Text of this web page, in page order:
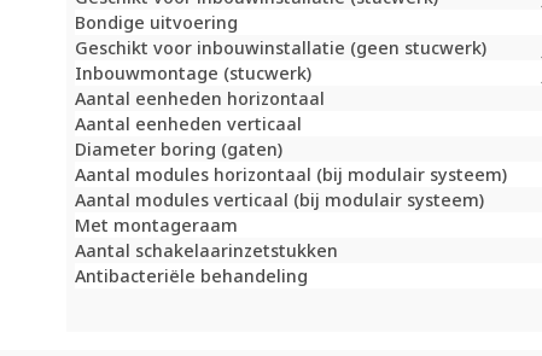
Bondige uitvoering
Geschikt voor inbouwinstallatie (geen stucwerk)
Inbouwmontage (stucwerk)
Aantal eenheden horizontaal
Aantal eenheden verticaal
Diameter boring (gaten)
Aantal modules horizontaal (bij modulair systeem)
Aantal modules verticaal (bij modulair systeem)
Met montageraam
Aantal schakelaarinzetstukken
Antibacteriële behandeling